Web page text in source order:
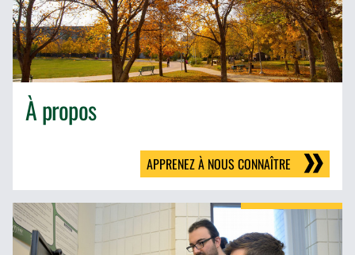
À propos
APPRENEZ À NOUS CONNAÎTRE